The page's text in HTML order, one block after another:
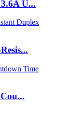
U...